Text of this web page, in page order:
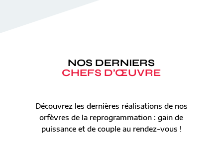
NOS DERNIERS
CHEFS D’ŒUVRE
Découvrez les dernières réalisations de nos
orfèvres de la reprogrammation : gain de
puissance et de couple au rendez-vous !